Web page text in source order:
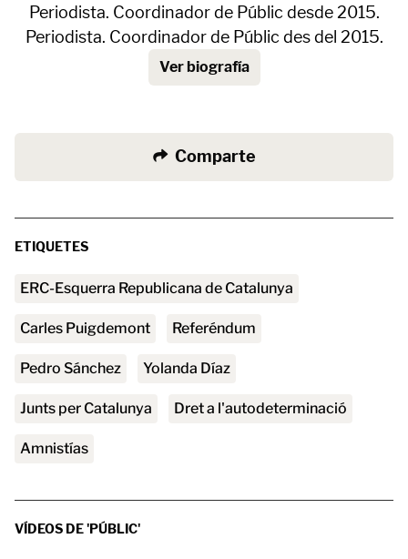
Periodista. Coordinador de Públic desde 2015.
Periodista. Coordinador de Públic des del 2015.
Ver biografía
Comparte
ETIQUETES
ERC-Esquerra Republicana de Catalunya
Carles Puigdemont referéndum
Pedro Sánchez Yolanda Díaz
Junts per Catalunya Dret a l'autodeterminació
amnistías
VÍDEOS DE 'PÚBLIC'